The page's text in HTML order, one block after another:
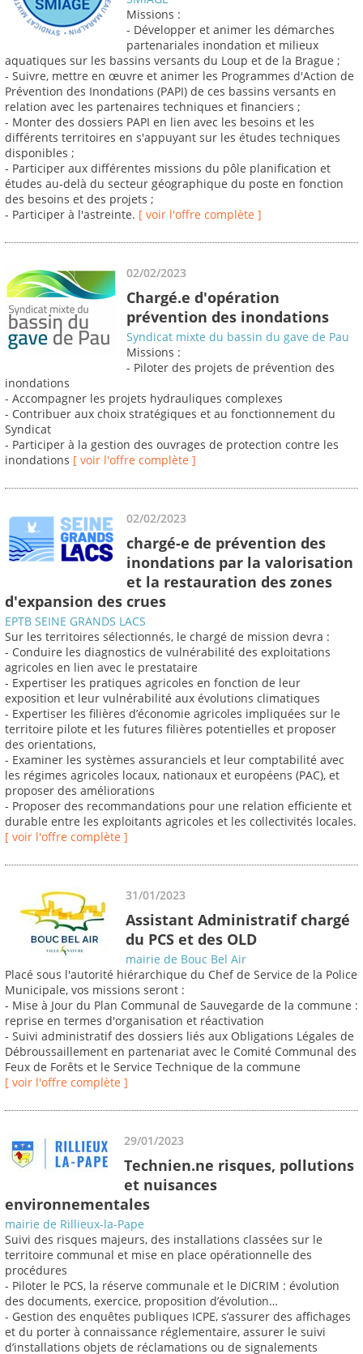
Missions :
- Développer et animer les démarches
partenariales inondation et milieux
aquatiques sur les bassins versants du Loup et de la Brague ;
- Suivre, mettre en œuvre et animer les Programmes d'Action de
Prévention des Inondations (PAPI) de ces bassins versants en
relation avec les partenaires techniques et financiers ;
- Monter des dossiers PAPI en lien avec les besoins et les
différents territoires en s'appuyant sur les études techniques
disponibles ;
- Participer aux différentes missions du pôle planification et
études au-delà du secteur géographique du poste en fonction
des besoins et des projets ;
- Participer à l'astreinte. [ voir l'offre complète ]
02/02/2023
Chargé.e d'opération
prévention des inondations
Syndicat mixte du bassin du gave de Pau
Missions :
- Piloter des projets de prévention des
inondations
- Accompagner les projets hydrauliques complexes
- Contribuer aux choix stratégiques et au fonctionnement du
Syndicat
- Participer à la gestion des ouvrages de protection contre les
inondations [ voir l'offre complète ]
02/02/2023
chargé-e de prévention des
inondations par la valorisation
et la restauration des zones
d'expansion des crues
EPTB SEINE GRANDS LACS
Sur les territoires sélectionnés, le chargé de mission devra :
- Conduire les diagnostics de vulnérabilité des exploitations
agricoles en lien avec le prestataire
- Expertiser les pratiques agricoles en fonction de leur
exposition et leur vulnérabilité aux évolutions climatiques
- Expertiser les filières d’économie agricoles impliquées sur le
territoire pilote et les futures filières potentielles et proposer
des orientations,
- Examiner les systèmes assuranciels et leur comptabilité avec
les régimes agricoles locaux, nationaux et européens (PAC), et
proposer des améliorations
- Proposer des recommandations pour une relation efficiente et
durable entre les exploitants agricoles et les collectivités locales.
[ voir l'offre complète ]
31/01/2023
Assistant Administratif chargé
du PCS et des OLD
mairie de Bouc Bel Air
Placé sous l'autorité hiérarchique du Chef de Service de la Police
Municipale, vos missions seront :
- Mise à Jour du Plan Communal de Sauvegarde de la commune :
reprise en termes d'organisation et réactivation
- Suivi administratif des dossiers liés aux Obligations Légales de
Débroussaillement en partenariat avec le Comité Communal des
Feux de Forêts et le Service Technique de la commune
[ voir l'offre complète ]
29/01/2023
Technien.ne risques, pollutions
et nuisances
environnementales
mairie de Rillieux-la-Pape
Suivi des risques majeurs, des installations classées sur le
territoire communal et mise en place opérationnelle des
procédures
- Piloter le PCS, la réserve communale et le DICRIM : évolution
des documents, exercice, proposition d’évolution…
- Gestion des enquêtes publiques ICPE, s’assurer des affichages
et du porter à connaissance réglementaire, assurer le suivi
d’installations objets de réclamations ou de signalements